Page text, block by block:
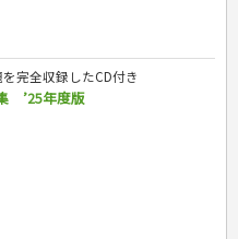
完全収録したCD付き
’25年度版